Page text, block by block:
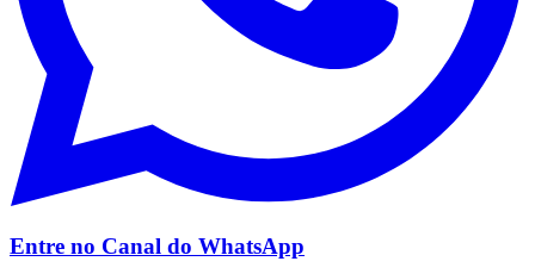
Entre no Canal do WhatsApp